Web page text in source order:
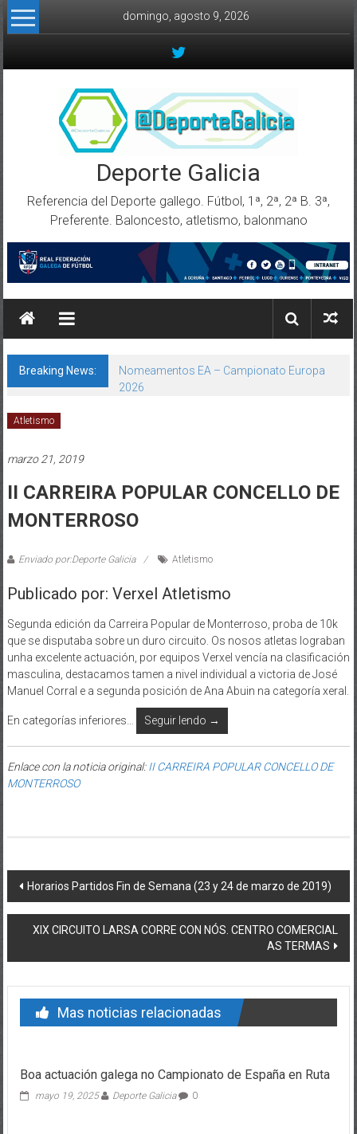
Skip to content
domingo, agosto 9, 2026
Deporte Galicia
Referencia del Deporte gallego. Fútbol, 1ª, 2ª, 2ª B. 3ª,
Preferente. Baloncesto, atletismo, balonmano
Breaking News:
Nomeamentos EA – Campionato Europa
2026
Atletismo
marzo 21, 2019
II CARREIRA POPULAR CONCELLO DE
MONTERROSO
Enviado por:Deporte Galicia Atletismo
Publicado por: Verxel Atletismo
Segunda edición da Carreira Popular de Monterroso, proba de 10k
que se disputaba sobre un duro circuito. Os nosos atletas lograban
unha excelente actuación, por equipos Verxel vencía na clasificación
masculina, destacamos tamen a nivel individual a victoria de José
Manuel Corral e a segunda posición de Ana Abuin na categoría xeral.
En categorías inferiores… Seguir lendo →
Enlace con la noticia original:II CARREIRA POPULAR CONCELLO DE
MONTERROSO
Post navigation
Horarios Partidos Fin de Semana (23 y 24 de marzo de 2019)
XIX CIRCUITO LARSA CORRE CON NÓS. CENTRO COMERCIAL
AS TERMAS
Mas noticias relacionadas
Boa actuación galega no Campionato de España en Ruta
mayo 19, 2025 Deporte Galicia 0